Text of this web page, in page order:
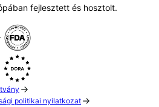
fejlesztett és hosztolt.
politikai nyilatkozat